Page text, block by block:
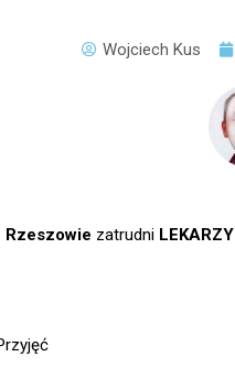
Wojciech Kus
Rzeszowie zatrudni LEKARZY